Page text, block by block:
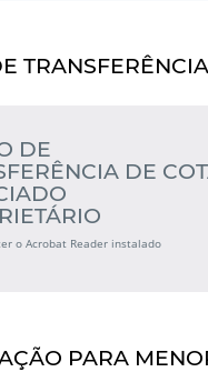
DE
DE
o Acrobat Reader instalado
PARA